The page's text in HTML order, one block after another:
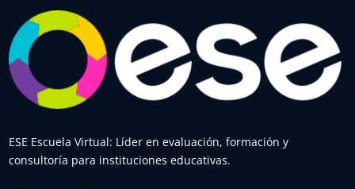
ESE Escuela Virtual: Líder en evaluación, formación y
consultoría para instituciones educativas.